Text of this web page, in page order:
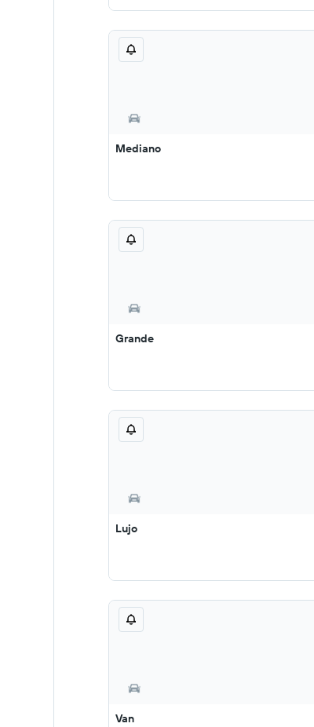
Mediano
Grande
Lujo
Van